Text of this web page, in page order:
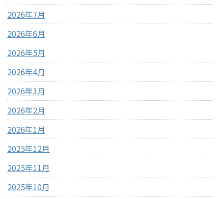
2026年7月
2026年6月
2026年5月
2026年4月
2026年3月
2026年2月
2026年1月
2025年12月
2025年11月
2025年10月